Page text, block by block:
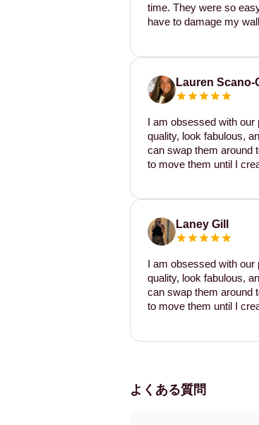
time. They were so
have to damage my
Lauren Scano-
I am obsessed with
quality, look fabulous,
can swap them around
to move them until I
Laney Gill
I am obsessed with
quality, look fabulous,
can swap them around
to move them until I
よくある質問